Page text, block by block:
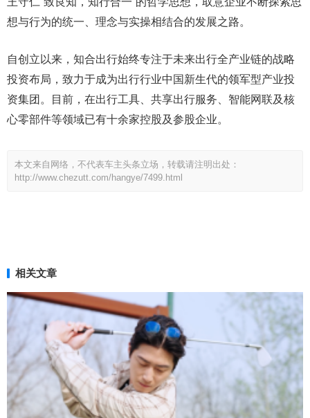
想与行为的统一、理念与实操相结合的发展之路。
自创立以来，知合出行始终专注于未来出行全产业链的战略
投资布局，致力于成为出行行业中国新生代的领军型产业投
资集团。目前，在出行工具、共享出行服务、智能网联及核
心零部件等领域已有十余家控股及参股企业。
本文来自网络，不代表车主头条立场，转载请注明出处：
http://www.chezutt.com/hangye/7499.html
相关文章